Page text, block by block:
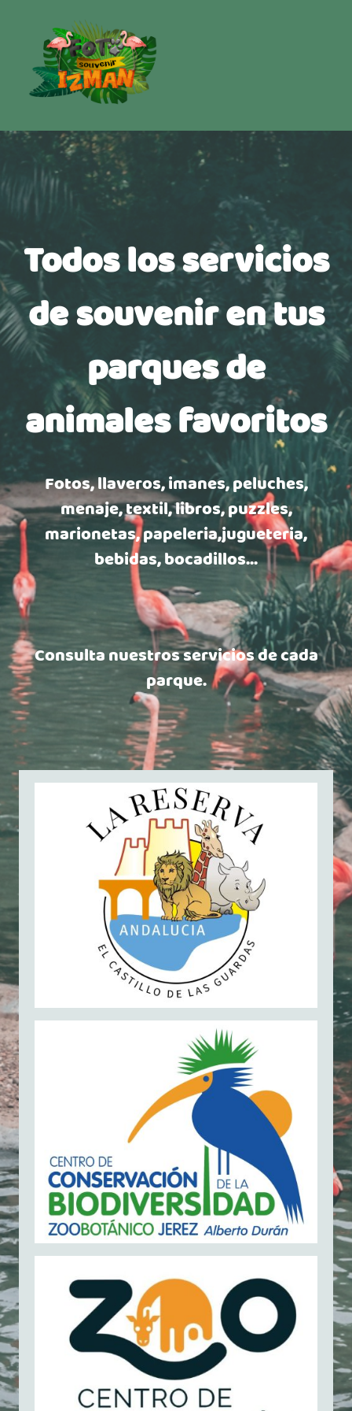
Todos los servicios
de souvenir en tus
parques de
animales favoritos
Fotos, llaveros, imanes, peluches,
menaje, textil, libros, puzzles,
marionetas, papeleria,jugueteria,
bebidas, bocadillos...
Consulta nuestros servicios de cada
parque.